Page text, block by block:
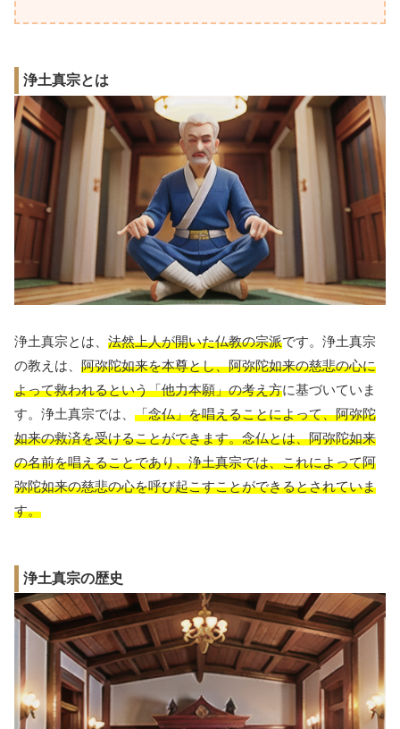
浄土真宗とは
浄土真宗とは、 法然上人が開いた仏教の宗派です。浄土真宗
の教えは、 阿弥陀如来を本尊とし、阿弥陀如来の慈悲の心に
よって救われるという「他力本願」の考え方に基づいていま
す。浄土真宗では、 「念仏」を唱えることによって、阿弥陀
如来の救済を受けることができます。念仏とは、阿弥陀如来
の名前を唱えることであり、浄土真宗では、これによって阿
弥陀如来の慈悲の心を呼び起こすことができるとされていま
す。
浄土真宗の歴史